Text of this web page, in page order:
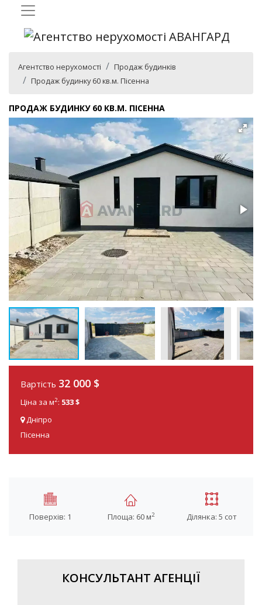
Агентство нерухомості
Продаж будинків
Продаж будинку 60 кв.м. Пісенна
ПРОДАЖ БУДИНКУ 60 КВ.М. ПІСЕННА
Вартість 32 000 $
Ціна за м2: 533 $
Дніпро
Пісенна
Поверхів: 1 Площа: 60 м2 Ділянка: 5 сот
КОНСУЛЬТАНТ АГЕНЦІЇ